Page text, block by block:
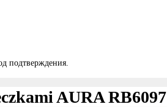
подтверждения.
AURA RB6097